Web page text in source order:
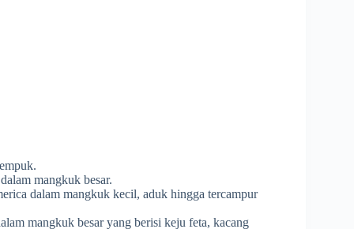
mangkuk besar.
dalam mangkuk kecil, aduk hingga tercampur
mangkuk besar yang berisi keju feta, kacang